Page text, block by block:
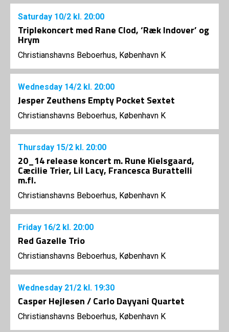
Saturday 10/2 kl. 20:00
Triplekoncert med Rane Clod, ‘Ræk Indover’ og
Hrym
Christianshavns Beboerhus, København K
Wednesday 14/2 kl. 20:00
Jesper Zeuthens Empty Pocket Sextet
Christianshavns Beboerhus, København K
Thursday 15/2 kl. 20:00
20_14 release koncert m. Rune Kielsgaard,
Cæcilie Trier, Lil Lacy, Francesca Burattelli
m.fl.
Christianshavns Beboerhus, København K
Friday 16/2 kl. 20:00
Red Gazelle Trio
Christianshavns Beboerhus, København K
Wednesday 21/2 kl. 19:30
Casper Hejlesen / Carlo Dayyani Quartet
Christianshavns Beboerhus, København K